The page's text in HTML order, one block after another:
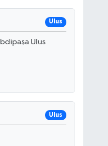
Ulus
Ulus
Ulus